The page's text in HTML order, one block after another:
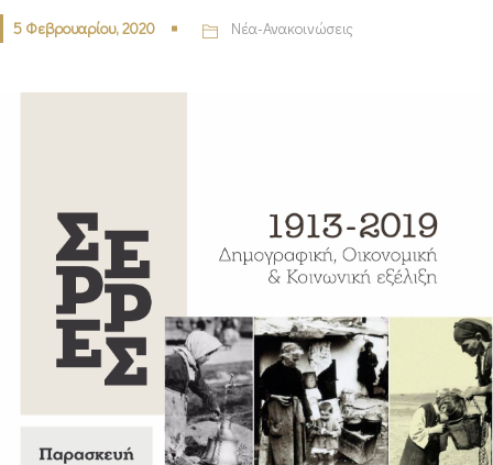
5 Φεβρουαρίου, 2020 Νέα-Ανακοινώσεις